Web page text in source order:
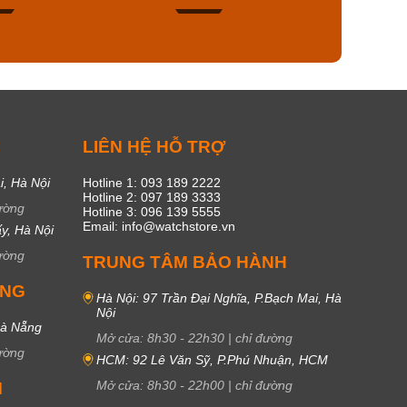
Hà Nội
Hà Nội
Nẵng
LIÊN HỆ HỖ TRỢ
Hotline 1: 093 189 2222
Hotline 2: 097 189 3333
Hotline 3: 096 139 5555
Email: info@watchstore.vn
TRUNG TÂM BẢO HÀNH
Hà Nội: 97 Trần Đại Nghĩa, P.Bạch Mai, Hà
Nội
Mở cửa: 8h30 - 22h30 | chỉ đường
HCM: 92 Lê Văn Sỹ, P.Phú Nhuận, HCM
Mở cửa: 8h30 - 22h00 | chỉ đường